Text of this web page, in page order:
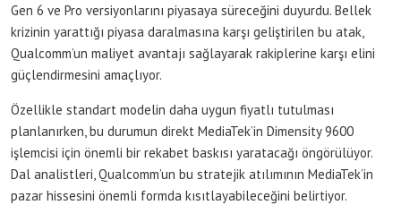
Gen 6 ve Pro versiyonlarını piyasaya süreceğini duyurdu. Bellek
krizinin yarattığı piyasa daralmasına karşı geliştirilen bu atak,
Qualcomm’un maliyet avantajı sağlayarak rakiplerine karşı elini
güçlendirmesini amaçlıyor.
Özellikle standart modelin daha uygun fiyatlı tutulması
planlanırken, bu durumun direkt MediaTek’in Dimensity 9600
işlemcisi için önemli bir rekabet baskısı yaratacağı öngörülüyor.
Dal analistleri, Qualcomm’un bu stratejik atılımının MediaTek’in
pazar hissesini önemli formda kısıtlayabileceğini belirtiyor.